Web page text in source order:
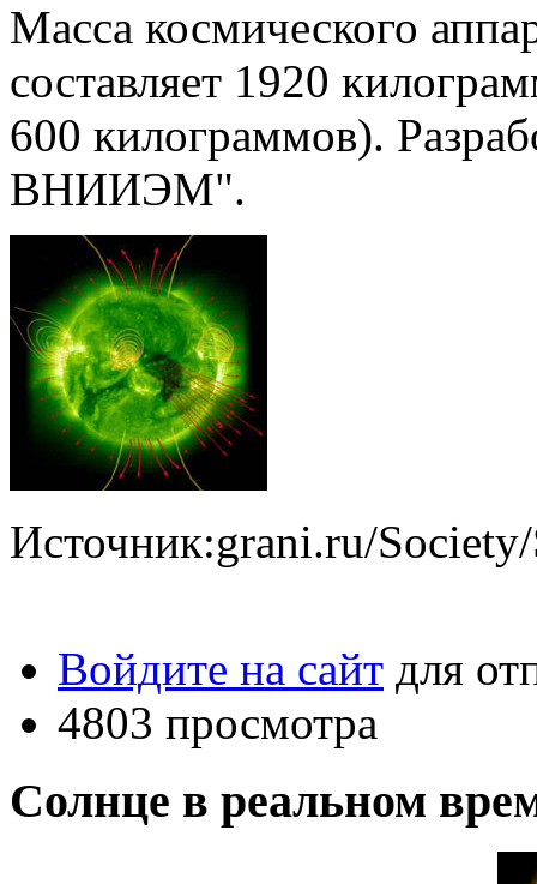
Масса космического
составляет 1920
600 килограммов).
ВНИИЭМ".
Источник:grani.ru/
Войдите на сайт для
4803 просмотра
Солнце в реальном